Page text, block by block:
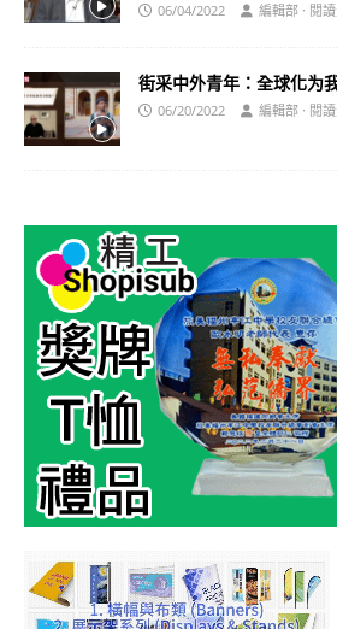
06/04/2022 編輯部 · 閱
街采中外青年：全球化为
06/20/2022 編輯部 · 閱